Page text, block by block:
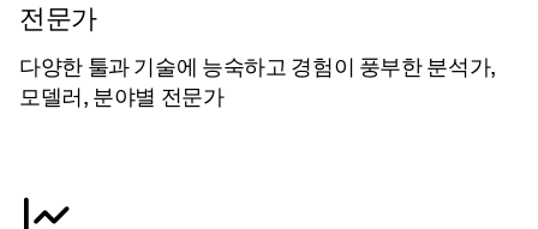
전문가
다양한 툴과 기술에 능숙하고 경험이 풍부한 분석가,
모델러, 분야별 전문가